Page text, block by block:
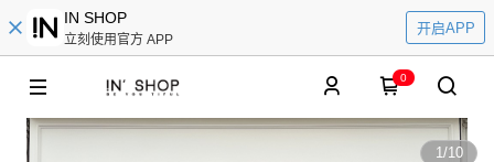
IN SHOP
立刻使用官方 APP
开启APP
0
1/10